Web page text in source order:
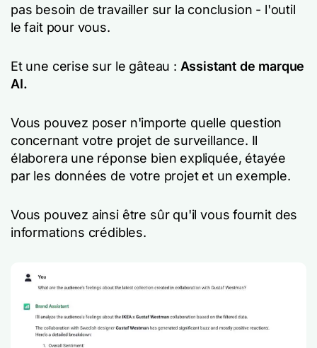
pas besoin de travailler sur la conclusion - l'outil
le fait pour vous.
Et une cerise sur le gâteau : Assistant de marque
AI.
Vous pouvez poser n'importe quelle question
concernant votre projet de surveillance. Il
élaborera une réponse bien expliquée, étayée
par les données de votre projet et un exemple.
Vous pouvez ainsi être sûr qu'il vous fournit des
informations crédibles.